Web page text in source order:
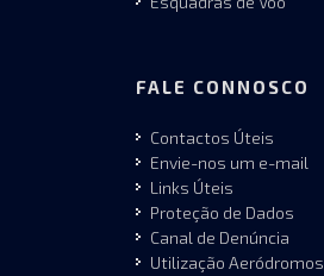
FALE CONNOSCO
Contactos Úteis
Envie-nos um e-mail
Links Úteis
Proteção de Dados
Canal de Denúncia
Utilização Aeródromos